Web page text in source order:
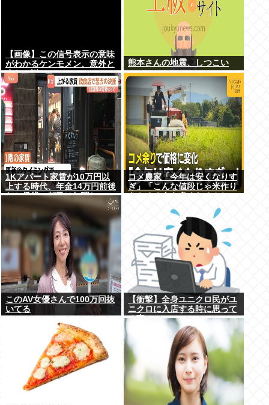
【画像】この信号表示の意味
がわかるケンモメン、意外と
少ない説
熊本さんの地震、しつこい
1Kアパート家賃が10万円以
上する時代、年金14万円前後
だと賃貸の都民は無理じゃ
ね？ 運転免許もなく移住も無
理じゃね？
コメ農家「今年は安くなりす
ぎ」「こんな値段じゃ米作り
このAV女優さんで100万回抜
いてる
【衝撃】全身ユニクロ民がユ
ニクロに入店する時に思って
る事・・・・・